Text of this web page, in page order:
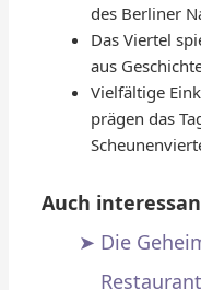
des Berliner
Das Viertel
aus
Vielfältige
prägen das
Auch
Die